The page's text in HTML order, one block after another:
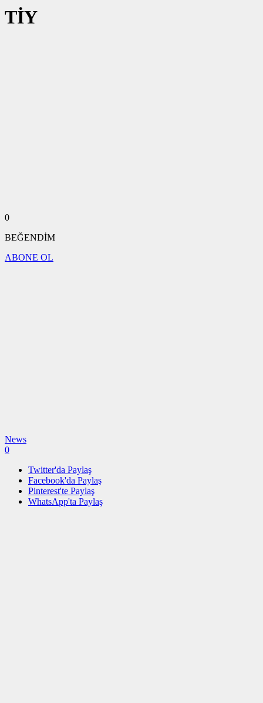
TİY
0
BEĞENDİM
ABONE OL
News
0
Twitter'da Paylaş
Facebook'da Paylaş
Pinterest'te Paylaş
WhatsApp'ta Paylaş